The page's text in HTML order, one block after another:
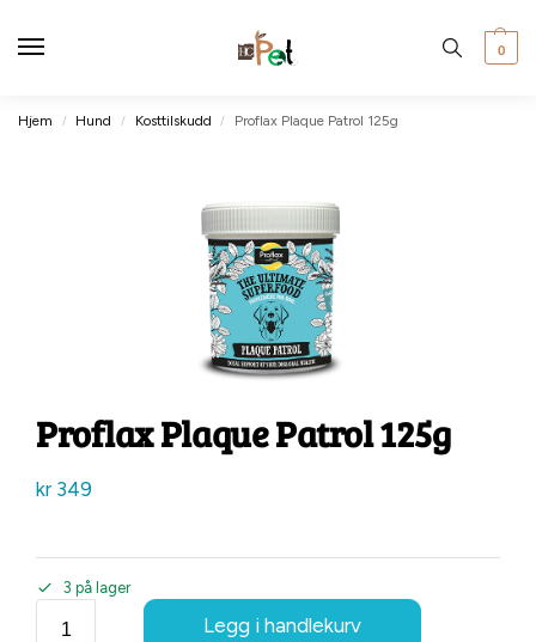
0
Hjem / Hund / Kosttilskudd / Proflax Plaque Patrol 125g
Proflax Plaque Patrol 125g
kr349
3 på lager
Legg i handlekurv